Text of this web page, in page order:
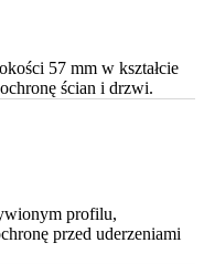
57 mm w kształcie
ścian i drzwi.
profilu,
przed uderzeniami